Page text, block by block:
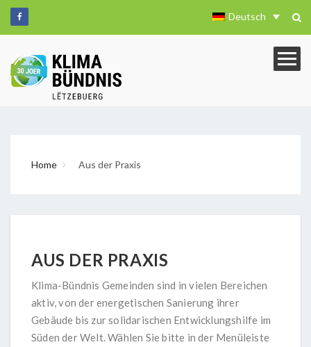
Deutsch
Home Aus der Praxis
AUS DER PRAXIS
Klima-Bündnis Gemeinden sind in vielen Bereichen
aktiv, von der energetischen Sanierung ihrer
Gebäude bis zur solidarischen Entwicklungshilfe im
Süden der Welt. Wählen Sie bitte in der Menüleiste